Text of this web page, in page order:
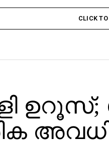
CLICK